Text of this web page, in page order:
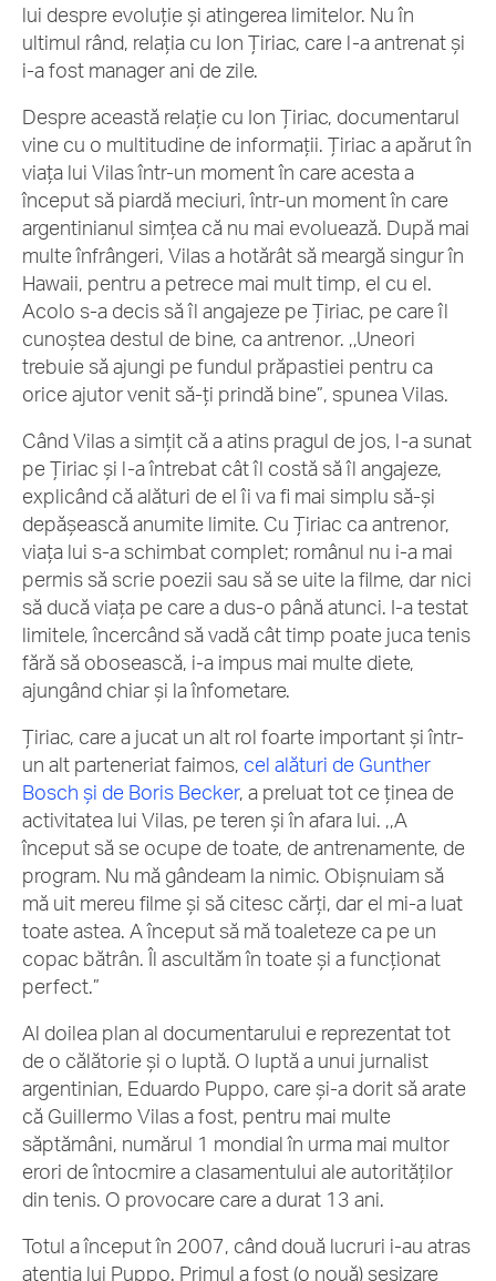
lui despre evoluție și atingerea limitelor. Nu în
ultimul rând, relația cu Ion Țiriac, care l-a antrenat și
i-a fost manager ani de zile.
Despre această relație cu Ion Țiriac, documentarul
vine cu o multitudine de informații. Țiriac a apărut în
viața lui Vilas într-un moment în care acesta a
început să piardă meciuri, într-un moment în care
argentinianul simțea că nu mai evoluează. După mai
multe înfrângeri, Vilas a hotărât să meargă singur în
Hawaii, pentru a petrece mai mult timp, el cu el.
Acolo s-a decis să îl angajeze pe Țiriac, pe care îl
cunoștea destul de bine, ca antrenor. ,,Uneori
trebuie să ajungi pe fundul prăpastiei pentru ca
orice ajutor venit să-ți prindă bine”, spunea Vilas.
Când Vilas a simțit că a atins pragul de jos, l-a sunat
pe Țiriac și l-a întrebat cât îl costă să îl angajeze,
explicând că alături de el îi va fi mai simplu să-și
depășească anumite limite. Cu Țiriac ca antrenor,
viața lui s-a schimbat complet; românul nu i-a mai
permis să scrie poezii sau să se uite la filme, dar nici
să ducă viața pe care a dus-o până atunci. I-a testat
limitele, încercând să vadă cât timp poate juca tenis
fără să obosească, i-a impus mai multe diete,
ajungând chiar și la înfometare.
Țiriac, care a jucat un alt rol foarte important și într-
un alt parteneriat faimos, cel alături de Gunther
Bosch și de Boris Becker, a preluat tot ce ținea de
activitatea lui Vilas, pe teren și în afara lui. ,,A
început să se ocupe de toate, de antrenamente, de
program. Nu mă gândeam la nimic. Obișnuiam să
mă uit mereu filme și să citesc cărți, dar el mi-a luat
toate astea. A început să mă toaleteze ca pe un
copac bătrân. Îl ascultăm în toate și a funcționat
perfect.”
Al doilea plan al documentarului e reprezentat tot
de o călătorie și o luptă. O luptă a unui jurnalist
argentinian, Eduardo Puppo, care și-a dorit să arate
că Guillermo Vilas a fost, pentru mai multe
săptămâni, numărul 1 mondial în urma mai multor
erori de întocmire a clasamentului ale autorităților
din tenis. O provocare care a durat 13 ani.
Totul a început în 2007, când două lucruri i-au atras
atenția lui Puppo. Primul a fost (o nouă) sesizare